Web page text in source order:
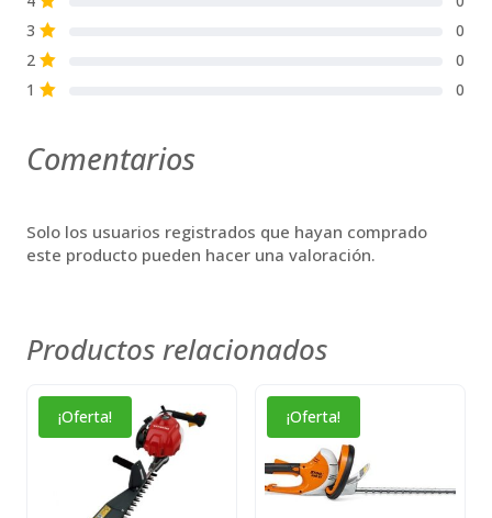
3 S
0
2 S
0
1 S 0
Comentarios
Solo los usuarios registrados que hayan comprado
este producto pueden hacer una valoración.
Productos relacionados
¡Oferta! ¡Oferta!